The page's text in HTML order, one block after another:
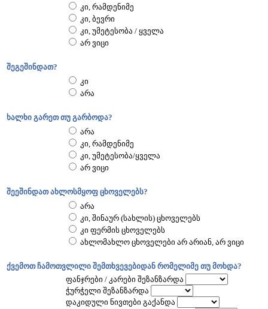
კი, რამდენიმე
კი, ბევრი
კი, უმეტესობა / ყველა
არ ვიცი
შეგეშინდათ?
კი
არა
ხალხი გარეთ თუ გარბოდა?
არა
კი, რამდენიმე
კი, უმეტესობა/ყველა
არ ვიცი
შეეშინდათ ახლოსმყოფ ცხოველებს?
არა
კი, შინაურ (სახლის) ცხოველებს
კი ფერმის ცხოველებს
ახლომახლო ცხოველები არ არიან, არ ვიცი
ქვემოთ ჩამოთვლილი შემთხვევებიდან რომელიმე თუ მოხდა?
ფანჯრები / კარები შეზანზარდა
ჭურჭელი შეზანზარდა
დაკიდული ნივთები გაქანდა